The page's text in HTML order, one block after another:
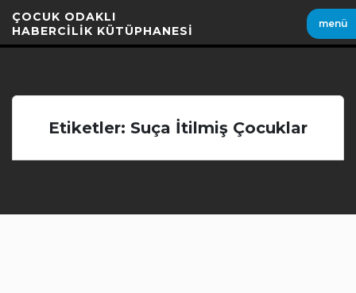
Geç
ÇOCUK ODAKLI
HABERCİLİK KÜTÜPHANESİ
menü
Etiketler: Suça İtilmiş Çocuklar